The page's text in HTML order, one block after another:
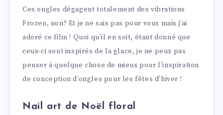
Ces ongles dégagent totalement des vibrations
Frozen, non? Et je ne sais pas pour vous mais j’ai
adoré ce film ! Quoi qu’il en soit, étant donné que
ceux-ci sont inspirés de la glace, je ne peux pas
penser à quelque chose de mieux pour l’inspiration
de conception d’ongles pour les fêtes d’hiver !
Nail art de Noël floral